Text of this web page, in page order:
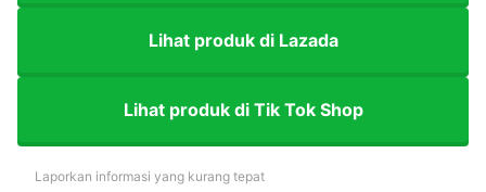
Lihat produk di Lazada
Lihat produk di Tik Tok Shop
Laporkan informasi yang kurang tepat